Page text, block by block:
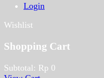
Login
Wishlist
Shopping Cart
Subtotal: Rp 0